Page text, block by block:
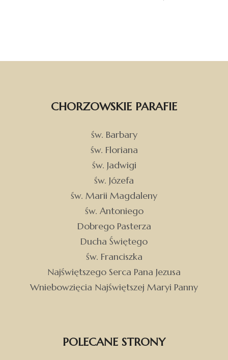
CHORZOWSKIE PARAFIE
św. Barbary
św. Floriana
św. Jadwigi
św. Józefa
św. Marii Magdaleny
św. Antoniego
Dobrego Pasterza
Ducha Świętego
św. Franciszka
Najświętszego Serca Pana Jezusa
Wniebowzięcia Najświętszej Maryi Panny
POLECANE STRONY